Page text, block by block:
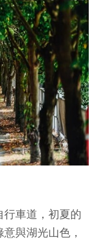
行車道，初夏的
與湖光山色，